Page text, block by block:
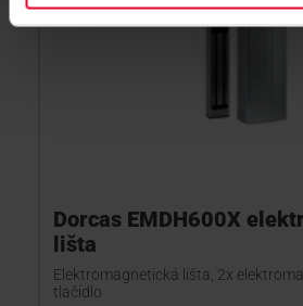
Dorcas EMDH600X
lišta
Elektromagnetická lišta, 2x
tlačidlo